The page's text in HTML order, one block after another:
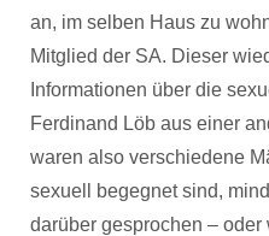
an, im selben Haus zu
Mitglied der SA. Dieser
Informationen über die
Ferdinand Löb aus einer
waren also verschiedene
sexuell begegnet sind,
darüber gesprochen –